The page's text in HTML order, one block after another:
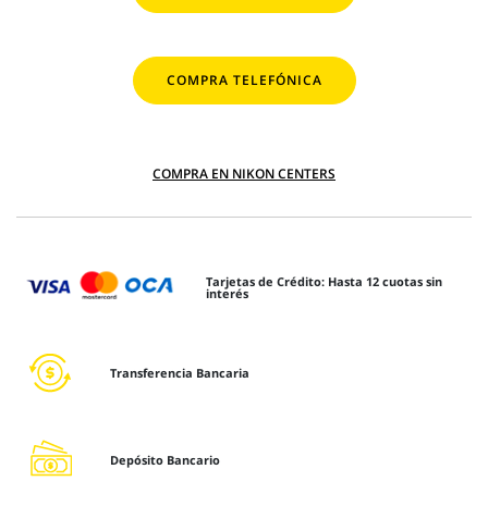
COMPRA TELEFÓNICA
COMPRA EN NIKON CENTERS
Tarjetas de Crédito: Hasta 12 cuotas sin
interés
Transferencia Bancaria
Depósito Bancario